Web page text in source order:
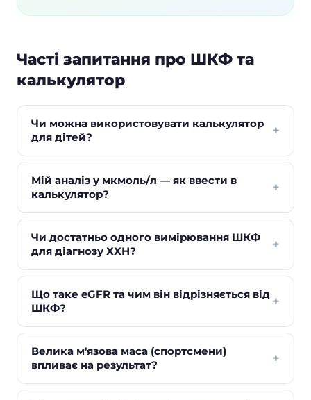
Часті запитання про ШКФ та
калькулятор
Чи можна використовувати калькулятор
для дітей?
+
Мій аналіз у мкмоль/л — як ввести в
калькулятор?
+
Чи достатньо одного вимірювання ШКФ
для діагнозу ХХН?
+
Що таке eGFR та чим він відрізняється від
ШКФ?
+
Велика м'язова маса (спортсмени)
впливає на результат?
+